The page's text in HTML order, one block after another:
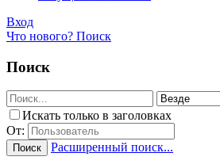
Вход
Что нового? Поиск
Поиск
Искать только в заголовках
От:
Поиск Расширенный поиск...